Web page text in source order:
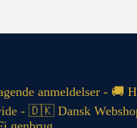
anmeldelser - 🚚
- 🇩🇰 Dansk